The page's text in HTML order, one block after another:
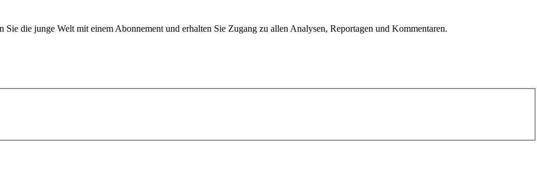
die junge Welt mit einem Abonnement und erhalten Sie Zugang zu allen Analysen, Reportagen und Kommentaren.